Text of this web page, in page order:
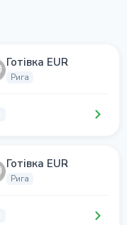
Готівка EUR
Рига
Готівка EUR
Рига